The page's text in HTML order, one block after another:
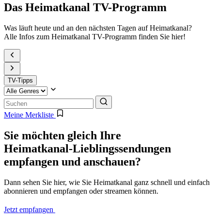
Das Heimatkanal TV-Programm
Was läuft heute und an den nächsten Tagen auf Heimatkanal?
Alle Infos zum Heimatkanal TV-Programm finden Sie hier!
TV-Tipps
Meine Merkliste
Sie möchten gleich Ihre
Heimatkanal-Lieblingssendungen
empfangen und anschauen?
Dann sehen Sie hier, wie Sie Heimatkanal ganz schnell und einfach
abonnieren und empfangen oder streamen können.
Jetzt empfangen